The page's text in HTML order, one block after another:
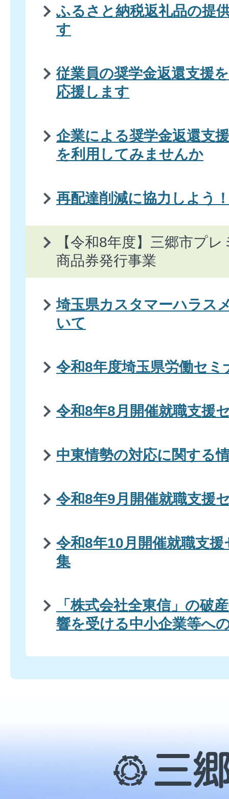
ふるさと納税返礼品の提
す
従業員の奨学金返還支援
応援します
企業による奨学金返還支
を利用してみませんか
再配達削減に協力しよう
【令和8年度】三郷市プ
商品券発行事業
埼玉県カスタマーハラス
いて
令和8年度埼玉県労働セミ
令和8年8月開催就職支援
中東情勢の対応に関する
令和8年9月開催就職支援
令和8年10月開催就職支
集
「株式会社全東信」の破
響を受ける中小企業等へ
三
郷